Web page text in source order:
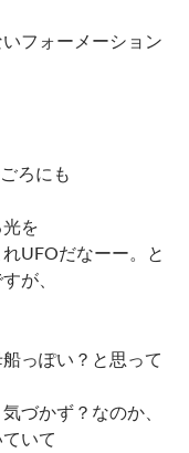
フォーメーション
ろにも
を
UFOだなーー。と
が、
っぽい？と思って
づかず？なのか、
いて